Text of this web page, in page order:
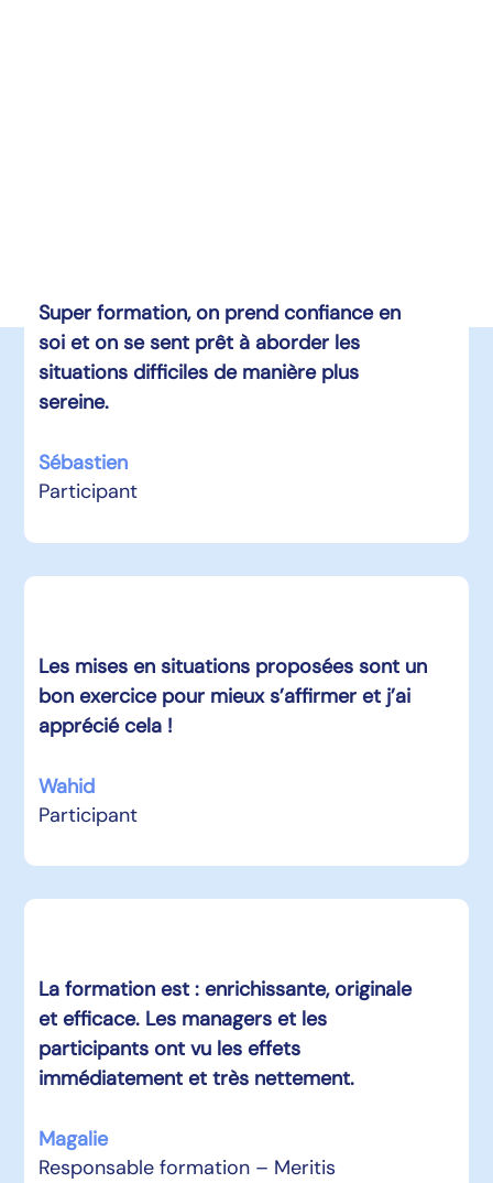
Super formation, on prend confiance en
soi et on se sent prêt à aborder les
situations difficiles de manière plus
sereine.
Sébastien
Participant
Les mises en situations proposées sont un
bon exercice pour mieux s’affirmer et j’ai
apprécié cela !
Wahid
Participant
La formation est : enrichissante, originale
et efficace. Les managers et les
participants ont vu les effets
immédiatement et très nettement.
Magalie
Responsable formation – Meritis